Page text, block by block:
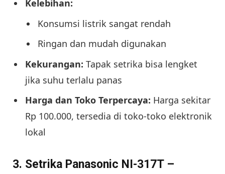
Kelebihan:
Konsumsi listrik sangat rendah
Ringan dan mudah digunakan
Kekurangan: Tapak setrika bisa lengket
jika suhu terlalu panas
Harga dan Toko Terpercaya: Harga sekitar
Rp 100.000, tersedia di toko-toko elektronik
lokal
3. Setrika Panasonic NI-317T –